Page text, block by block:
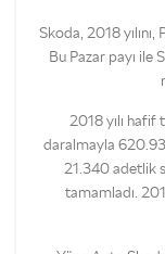
Skoda, 2018
Bu Pazar payı ile
2018 yılı hafif
daralmayla
21.340 adetlik
tamamladı.